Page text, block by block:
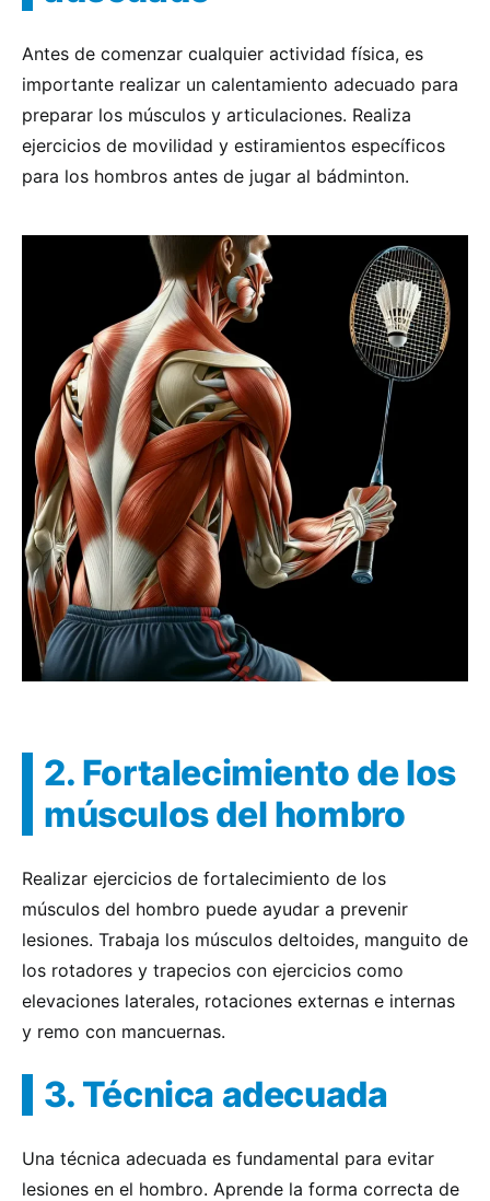
Antes de comenzar cualquier actividad física, es
importante realizar un calentamiento adecuado para
preparar los músculos y articulaciones. Realiza
ejercicios de movilidad y estiramientos específicos
para los hombros antes de jugar al bádminton.
2. Fortalecimiento de los
músculos del hombro
Realizar ejercicios de fortalecimiento de los
músculos del hombro puede ayudar a prevenir
lesiones. Trabaja los músculos deltoides, manguito de
los rotadores y trapecios con ejercicios como
elevaciones laterales, rotaciones externas e internas
y remo con mancuernas.
3. Técnica adecuada
Una técnica adecuada es fundamental para evitar
lesiones en el hombro. Aprende la forma correcta de